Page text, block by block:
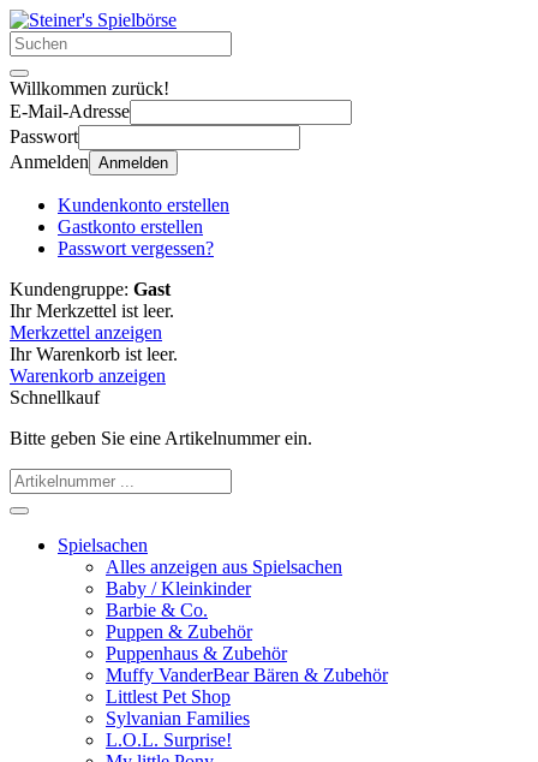
Willkommen zurück!
E-Mail-Adresse
Passwort
Anmelden Anmelden
Kundenkonto erstellen
Gastkonto erstellen
Passwort vergessen?
Kundengruppe: Gast
Ihr Merkzettel ist leer.
Merkzettel anzeigen
Ihr Warenkorb ist leer.
Warenkorb anzeigen
Schnellkauf
Bitte geben Sie eine Artikelnummer ein.
Spielsachen
Alles anzeigen aus Spielsachen
Baby / Kleinkinder
Barbie & Co.
Puppen & Zubehör
Puppenhaus & Zubehör
Muffy VanderBear Bären & Zubehör
Littlest Pet Shop
Sylvanian Families
L.O.L. Surprise!